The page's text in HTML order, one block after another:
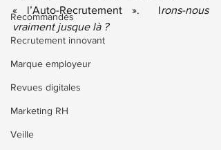
Recommandés
Recrutement innovant
Marque employeur
Revues digitales
Marketing RH
Veille
« l’Auto-Recrutement ».  Irons-nous
vraiment jusque là ?